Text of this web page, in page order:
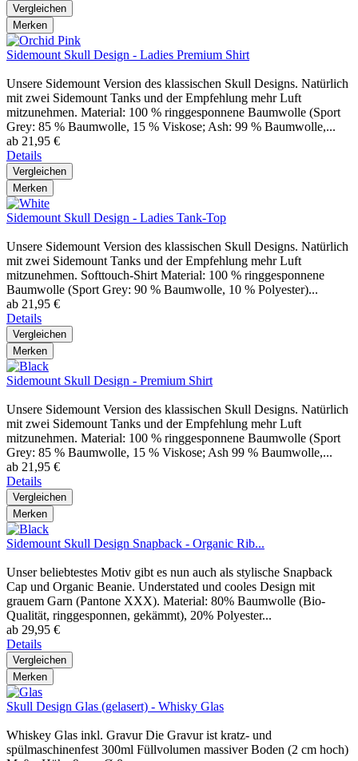
Vergleichen
Merken
Sidemount Skull Design - Ladies Premium Shirt
Unsere Sidemount Version des klassischen Skull Designs. Natürlich
mit zwei Sidemount Tanks und der Empfehlung mehr Luft
mitzunehmen. Material: 100 % ringgesponnene Baumwolle (Sport
Grey: 85 % Baumwolle, 15 % Viskose; Ash: 99 % Baumwolle,...
ab 21,95 €
Details
Vergleichen
Merken
Sidemount Skull Design - Ladies Tank-Top
Unsere Sidemount Version des klassischen Skull Designs. Natürlich
mit zwei Sidemount Tanks und der Empfehlung mehr Luft
mitzunehmen. Softtouch-Shirt Material: 100 % ringgesponnene
Baumwolle (Sport Grey: 90 % Baumwolle, 10 % Polyester)...
ab 21,95 €
Details
Vergleichen
Merken
Sidemount Skull Design - Premium Shirt
Unsere Sidemount Version des klassischen Skull Designs. Natürlich
mit zwei Sidemount Tanks und der Empfehlung mehr Luft
mitzunehmen. Material: 100 % ringgesponnene Baumwolle (Sport
Grey: 85 % Baumwolle, 15 % Viskose; Ash 99 % Baumwolle,...
ab 21,95 €
Details
Vergleichen
Merken
Sidemount Skull Design Snapback - Organic Rib...
Unser beliebtestes Motiv gibt es nun auch als stylische Snapback
Cap und Organic Beanie. Understated und cooles Design mit
grauem Garn (Pantone XXX). Material: 80% Baumwolle (Bio-
Qualität, ringgesponnen, gekämmt), 20% Polyester...
ab 29,95 €
Details
Vergleichen
Merken
Skull Design Glas (gelasert) - Whisky Glas
Whiskey Glas inkl. Gravur Die Gravur ist kratz- und
spülmaschinenfest 300ml Füllvolumen massiver Boden (2 cm hoch)